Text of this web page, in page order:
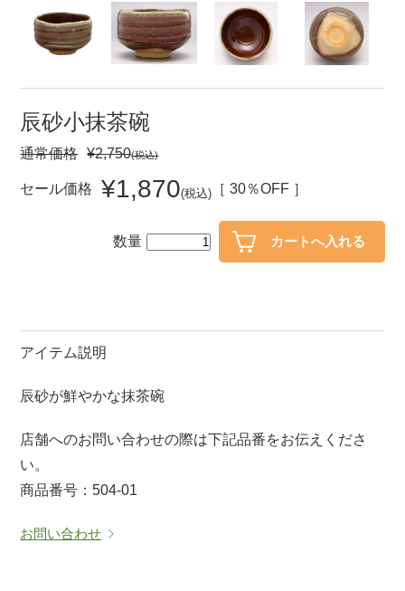
セール
30％OFF未満 10％OFF 20％OFF
アイテム
小皿 中皿・取皿
長皿・さんま皿 付出皿
ポット
マグカップ 蓋付マグ
そば千代口
小抹茶碗
辰砂小抹茶碗
通常価格 ¥2,750(税込)
セール価格 ¥1,870(税込) ［ 30％OFF ］
数量
アイテム説明
辰砂が鮮やかな抹茶碗
店舗へのお問い合わせの際は下記品番をお伝えくださ
い。
商品番号：504-01
お問い合わせ